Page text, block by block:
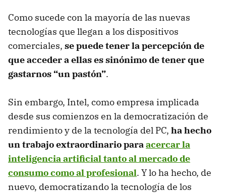
Como sucede con la mayoría de las nuevas
tecnologías que llegan a los dispositivos
comerciales, se puede tener la percepción de
que acceder a ellas es sinónimo de tener que
gastarnos “un pastón”.
Sin embargo, Intel, como empresa implicada
desde sus comienzos en la democratización de
rendimiento y de la tecnología del PC, ha hecho
un trabajo extraordinario paraacercar la
inteligencia artificial tanto al mercado de
consumo como al profesional. Y lo ha hecho, de
nuevo, democratizando la tecnología de los